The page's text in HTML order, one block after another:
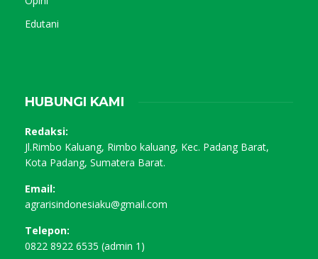
Edutani
HUBUNGI KAMI
Redaksi:
Jl.Rimbo Kaluang, Rimbo kaluang, Kec. Padang Barat,
Kota Padang, Sumatera Barat.
Email:
agrarisindonesiaku@gmail.com
Telepon:
0822 8922 6535 (admin 1)